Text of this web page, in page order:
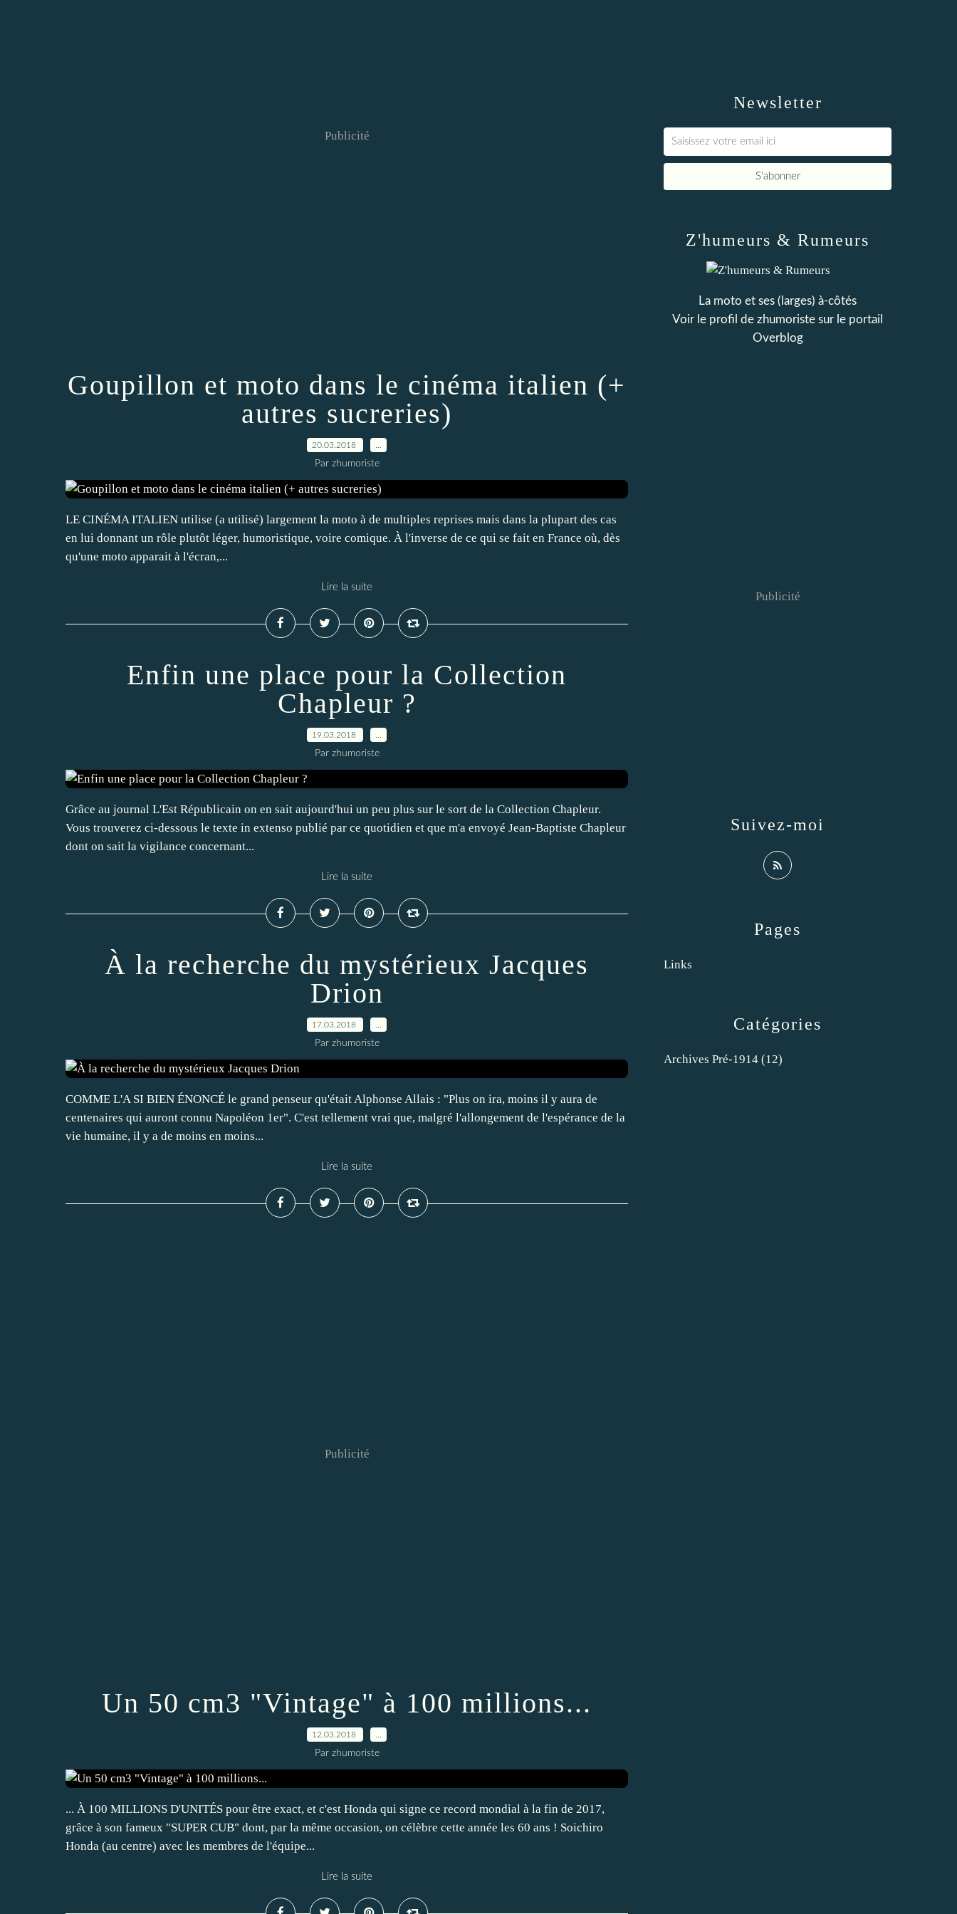
Publicité
Goupillon et moto dans le cinéma italien (+
autres sucreries)
20.03.2018
Par zhumoriste
LE CINÉMA ITALIEN utilise (a utilisé) largement la moto à de multiples reprises mais dans la plupart des cas
en lui donnant un rôle plutôt léger, humoristique, voire comique. À l'inverse de ce qui se fait en France où, dès
qu'une moto apparait à l'écran,...
Lire la suite
Enfin une place pour la Collection
Chapleur ?
19.03.2018
Par zhumoriste
Grâce au journal L'Est Républicain on en sait aujourd'hui un peu plus sur le sort de la Collection Chapleur.
Vous trouverez ci-dessous le texte in extenso publié par ce quotidien et que m'a envoyé Jean-Baptiste Chapleur
dont on sait la vigilance concernant...
Lire la suite
À la recherche du mystérieux Jacques
Drion
17.03.2018
Par zhumoriste
COMME L'A SI BIEN ÉNONCÉ le grand penseur qu'était Alphonse Allais : "Plus on ira, moins il y aura de
centenaires qui auront connu Napoléon 1er". C'est tellement vrai que, malgré l'allongement de l'espérance de la
vie humaine, il y a de moins en moins...
Lire la suite
Publicité
Un 50 cm3 "Vintage" à 100 millions...
12.03.2018
Par zhumoriste
... À 100 MILLIONS D'UNITÉS pour être exact, et c'est Honda qui signe ce record mondial à la fin de 2017,
grâce à son fameux "SUPER CUB" dont, par la même occasion, on célèbre cette année les 60 ans ! Soichiro
Honda (au centre) avec les membres de l'équipe...
Lire la suite
Newsletter
Catégories
Archives Pré-1914 (12)
Pages
Links
Z'humeurs & Rumeurs
La moto et ses (larges) à-côtés
Voir le profil de zhumoriste sur le portail
Overblog
Suivez-moi
Publicité